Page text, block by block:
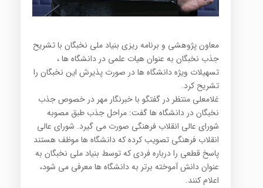
معاون پژوهشی و برنامه ریزی بنیاد ملی نخبگان با تشریح
جذب نخبگان به عنوان هیات علمی در دانشگاه ها ،
تسهیلات ویژه دانشگاه ها در صورت پذیرش این نخبگان را
تشریح کرد.
غلامعلی منتظر در گفتگو با خبرنگار مهر در خصوص جذب
نخبگان در دانشگاه ها گفت: مراحل جذب طبق مصوبه
شورای عالی انقلاب فرهنگی صورت می گیرد. شورای عالی
انقلاب فرهنگی تصویب کرده که دانشگاه ها موظف هستند
پاسخ قطعی را درباره فردی که توسط بنیاد ملی نخبگان به
عنوان دانش آموخته برتر به دانشگاه ها معرفی می شود،
اعلام کنند.